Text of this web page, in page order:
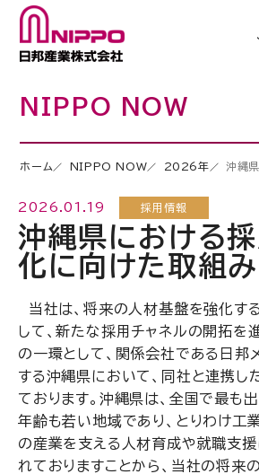
NIPPO NOW
ホーム NIPPO NOW 2026年 沖縄
2026.01.19 採用情報
沖縄県における
化に向けた取組み
当社は、将来の人材基盤を強化す
して、新たな採用チャネルの開拓を
の一環として、関係会社である日邦
する沖縄県において、同社と連携し
ております。沖縄県は、全国で最も
年齢も若い地域であり、とりわけ工
の産業を支える人材育成や就職支
れておりますことから、当社の将来